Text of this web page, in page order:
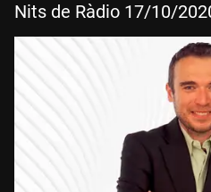
Nits de Ràdio 17/10/